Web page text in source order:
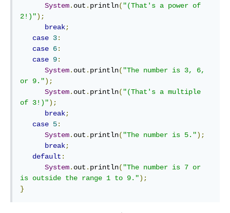
System. out . println( "(That's a power of
2!)");
break;
case 3:
case 6:
case 9:
System. out . println( "The number is 3, 6,
or 9.");
System. out . println( "(That's a multiple
of 3!)");
break;
case 5:
System. out . println( "The number is 5.");
break;
default :
System. out . println( "The number is 7 or
is outside the range 1 to 9.");
}